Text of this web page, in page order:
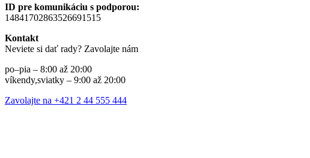
ID pre komunikáciu s podporou:
14841702863526691515
Kontakt
Neviete si dať rady? Zavolajte nám
po–pia – 8:00 až 20:00
víkendy,sviatky – 9:00 až 20:00
Zavolajte na +421 2 44 555 444